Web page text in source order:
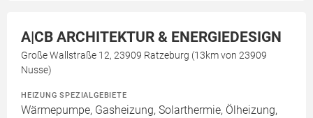
A|CB ARCHITEKTUR & ENERGIEDESIGN
Große Wallstraße 12, 23909 Ratzeburg (13km von 23909
Nusse)
HEIZUNG SPEZIALGEBIETE
Wärmepumpe, Gasheizung, Solarthermie, Ölheizung,